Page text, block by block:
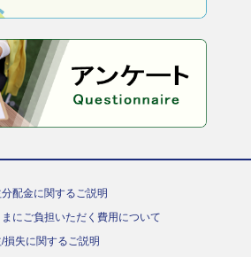
配金に関するご説明
にご負担いただく費用について
失に関するご説明